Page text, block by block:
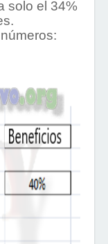
solo el 34%